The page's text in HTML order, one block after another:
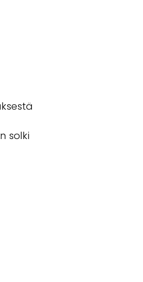
solki